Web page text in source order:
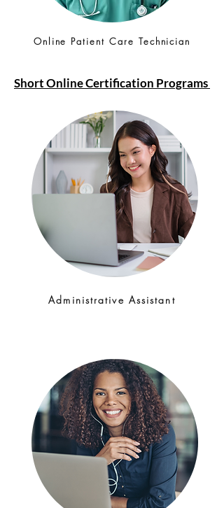
Online Patient Care Technician
Short Online Certification Programs
Administrative Assistant